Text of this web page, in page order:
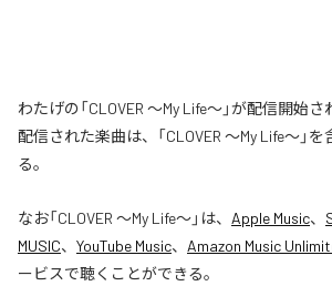
わたげの「CLOVER ～My Life～」が配信開始
配信された楽曲は、「CLOVER ～My Life～」
る。
なお「CLOVER ～My Life～」は、 Apple Music、
MUSIC、 YouTube Music、 Amazon Music
ービスで聴くことができる。